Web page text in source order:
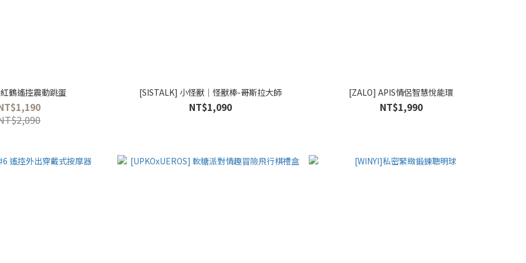
鶴遙控震動跳蛋 [SISTALK] 小怪獸│怪獸棒-哥斯拉大師
NT$1,090
[ZALO] APIS情侶智慧悅能環
NT$1,990